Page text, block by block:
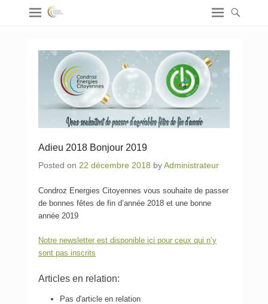
Adieu 2018 Bonjour 2019
Posted on 22 décembre 2018 byAdministrateur
Condroz Energies Citoyennes vous souhaite de passer
de bonnes fêtes de fin d’année 2018 et une bonne
année 2019
Notre newsletter est disponible ici pour ceux qui n’y
sont pas inscrits
Articles en relation:
Pas d'article en relation